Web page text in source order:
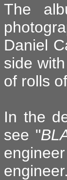
The
Daniel
side
of rolls
In the
see "
engineer.